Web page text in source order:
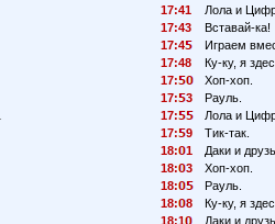
17:41
Лола и
17:43
Вставай-ка!
17:4
Играем
17:48
Ку-ку, я
17:
Хоп-хоп.
17:
3
Рауль.
17:
Лола и
17:
9
Тик-так.
18:
1
Даки и
18:
3
Хоп-хоп.
18:
Рауль.
18:
8
Ку-ку, я
18:1
Даки и